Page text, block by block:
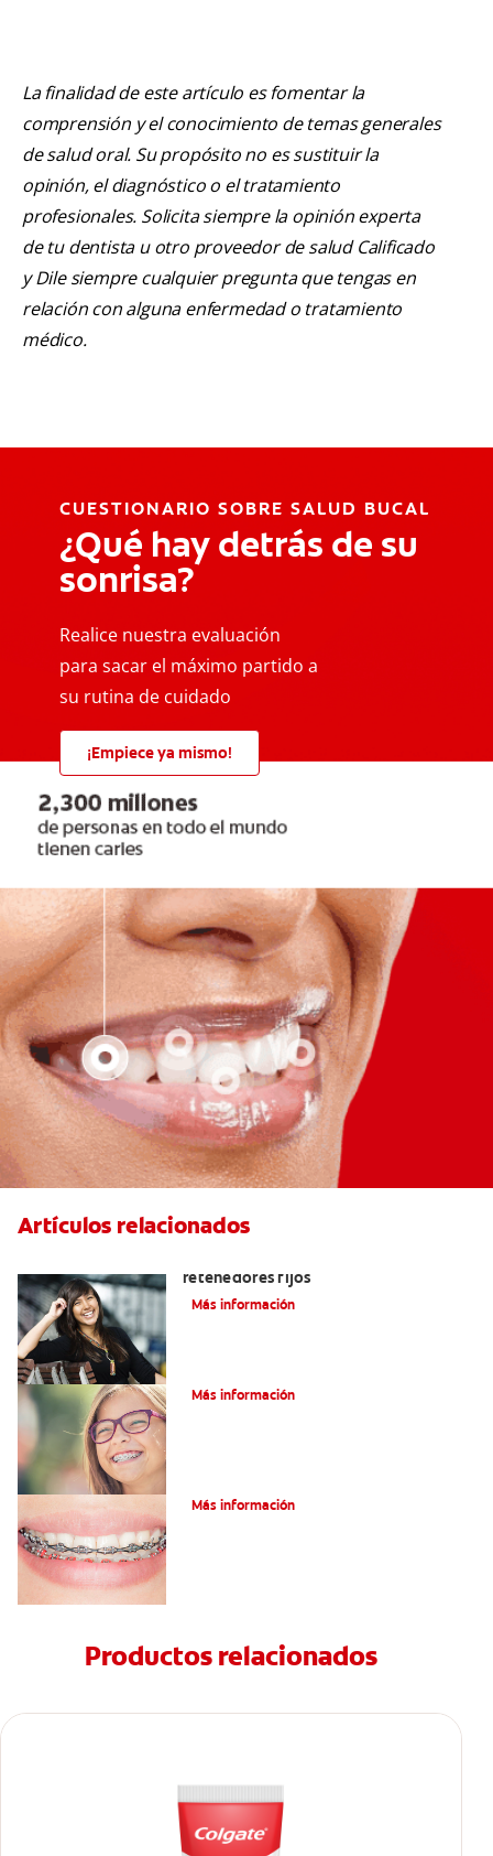
La finalidad de este artículo es fomentar la
comprensión y el conocimiento de temas generales
de salud oral. Su propósito no es sustituir la
opinión, el diagnóstico o el tratamiento
profesionales. Solicita siempre la opinión experta
de tu dentista u otro proveedor de salud Calificado
y Dile siempre cualquier pregunta que tengas en
relación con alguna enfermedad o tratamiento
médico.
CUESTIONARIO SOBRE SALUD BUCAL
¿Qué hay detrás de su
sonrisa?
Realice nuestra evaluación
para sacar el máximo partido a
su rutina de cuidado
¡Empiece ya mismo!
Artículos relacionados
retenedores fijos
Más información
Más información
Más información
Productos relacionados